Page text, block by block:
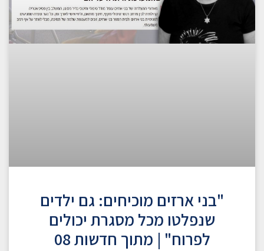
"בני ארזים מוכיחים: גם ילדים
שנפלטו מכל מסגרת יכולים
לפרוח" | מתוך חדשות 08